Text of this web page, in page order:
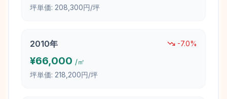
坪単価: 208,300円/坪
2010年 -7.0%
¥66,000 /㎡
坪単価: 218,200円/坪